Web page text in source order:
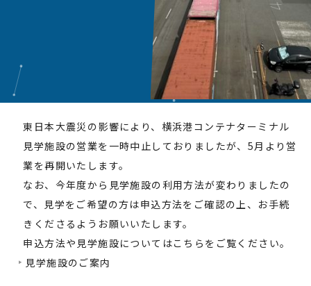
東日本大震災の影響により、横浜港コンテナターミナル
見学施設の営業を一時中止しておりましたが、5月より営
業を再開いたします。
なお、今年度から見学施設の利用方法が変わりましたの
で、見学をご希望の方は申込方法をご確認の上、お手続
きくださるようお願いいたします。
申込方法や見学施設についてはこちらをご覧ください。
見学施設のご案内